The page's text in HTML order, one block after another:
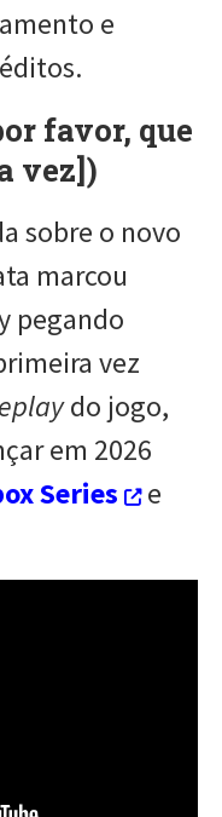
e
favor, que
vez])
sobre o novo
marcou
pegando
vez
do jogo,
em 2026
Series
e